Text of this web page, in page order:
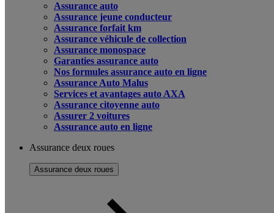
Assurance auto
Assurance jeune conducteur
Assurance forfait km
Assurance véhicule de collection
Assurance monospace
Garanties assurance auto
Nos formules assurance auto en ligne
Assurance Auto Malus
Services et avantages auto AXA
Assurance citoyenne auto
Assurer 2 voitures
Assurance auto en ligne
Assurance deux roues
Assurance deux roues